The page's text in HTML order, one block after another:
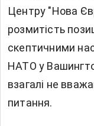
Центру "Нова
розмитість
скептичними
НАТО у
взагалі не
питання.